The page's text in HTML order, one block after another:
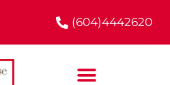
(604)4442620